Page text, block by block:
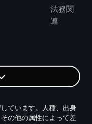
法務関
連
ています。人種、出身
の他の属性によって差